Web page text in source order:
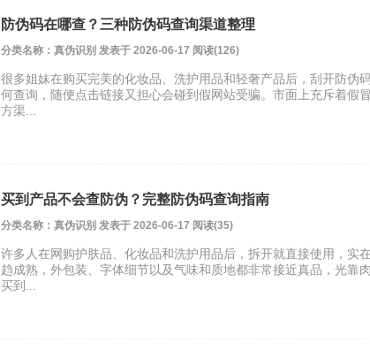
防伪码在哪查？三种防伪码查询渠道整理
分类名称：真伪识别 发表于 2026-06-17 阅读(126)
很多姐妹在购买完美的化妆品、洗护用品和轻奢产品后，刮开防伪
何查询，随便点击链接又担心会碰到假网站受骗。市面上充斥着假
方渠...
买到产品不会查防伪？完整防伪码查询指南
分类名称：真伪识别 发表于 2026-06-17 阅读(35)
许多人在网购护肤品、化妆品和洗护用品后，拆开就直接使用，实
趋成熟，外包装、字体细节以及气味和质地都非常接近真品，光靠
买到...